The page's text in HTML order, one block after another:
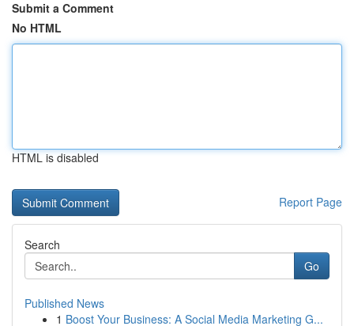
Submit a Comment
No HTML
HTML is disabled
Report Page
Search
Go
Published News
1 Boost Your Business: A Social Media Marketing G...